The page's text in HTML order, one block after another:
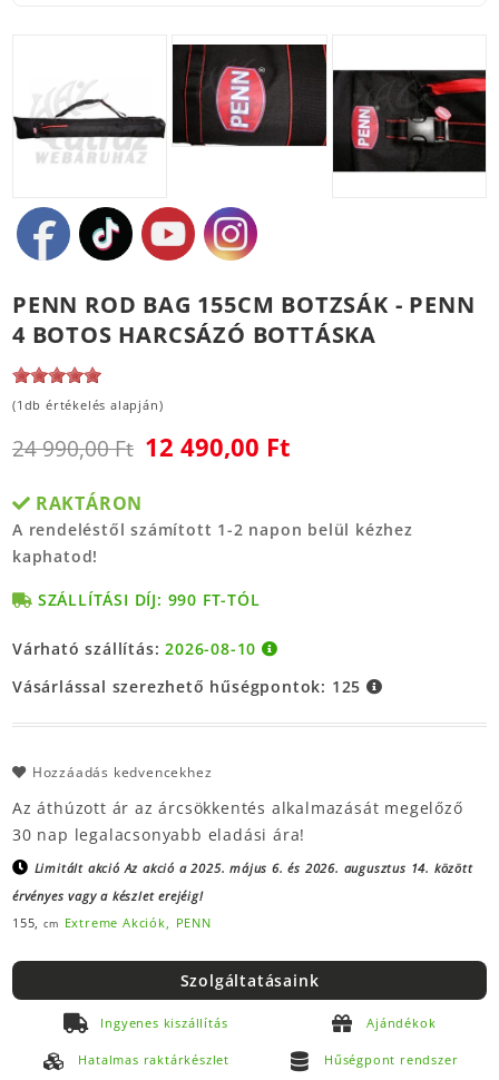
PENN ROD BAG 155CM BOTZSÁK - PENN
4 BOTOS HARCSÁZÓ BOTTÁSKA
(1db értékelés alapján)
24 990,00 Ft 12 490,00 Ft
RAKTÁRON
A rendeléstől számított 1-2 napon belül kézhez
kaphatod!
SZÁLLÍTÁSI DÍJ: 990 FT-TÓL
Várható szállítás:2026-08-10
Vásárlással szerezhető hűségpontok: 125
Hozzáadás kedvencekhez
Az áthúzott ár az árcsökkentés alkalmazását megelőző
30 nap legalacsonyabb eladási ára!
Limitált akció Az akció a 2025. május 6. és 2026. augusztus 14. között
érvényes vagy a készlet erejéig!
155, cm Extreme Akciók, PENN
Szolgáltatásaink
Ingyenes kiszállítás Ajándékok
Hatalmas raktárkészlet Hűségpont rendszer